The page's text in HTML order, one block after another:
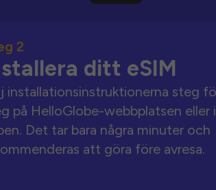
2
ditt eSIM
installationsinstruktionerna steg
på HelloGlobe-webbplatsen eller i
Det tar bara några minuter och
att göra före avresa.